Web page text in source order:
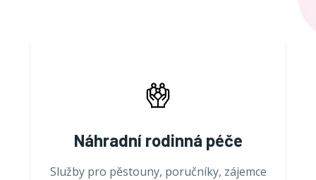
Náhradní rodinná péče
Služby pro pěstouny, poručníky, zájemce